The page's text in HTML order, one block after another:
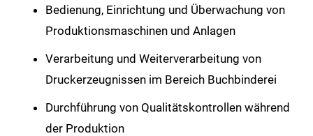
Bedienung, Einrichtung und Überwachung von
Produktionsmaschinen und Anlagen
Verarbeitung und Weiterverarbeitung von
Druckerzeugnissen im Bereich Buchbinderei
Durchführung von Qualitätskontrollen während
der Produktion